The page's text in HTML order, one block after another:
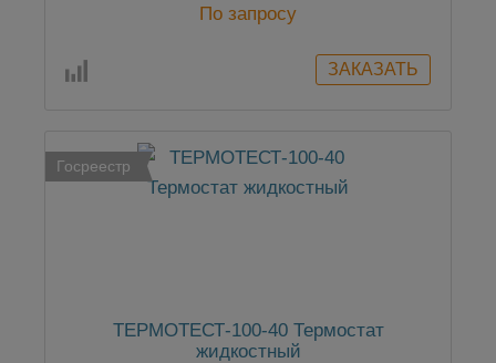
По запросу
Госреестр
ТЕРМОТЕСТ-100-40 Термостат
жидкостный